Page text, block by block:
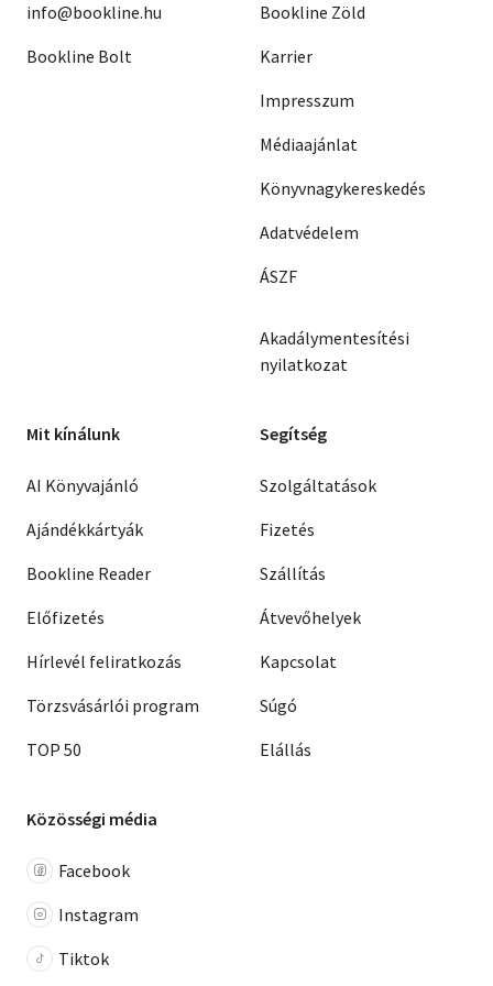
info@bookline.hu
Bookline Bolt
Bookline Zöld
Karrier
Impresszum
Médiaajánlat
Könyvnagykereskedés
Adatvédelem
ÁSZF
Akadálymentesítési
nyilatkozat
Mit kínálunk
AI Könyvajánló
Ajándékkártyák
Bookline Reader
Előfizetés
Hírlevél feliratkozás
Törzsvásárlói program
TOP 50
Segítség
Szolgáltatások
Fizetés
Szállítás
Átvevőhelyek
Kapcsolat
Súgó
Elállás
Közösségi média
Facebook
Instagram
Tiktok